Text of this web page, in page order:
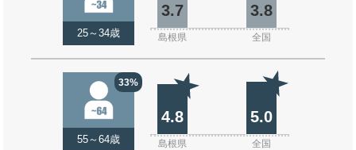
25～34歳
3.7 3.8
島根県 全国
33%
55～64歳
4.8 5.0
島根県 全国